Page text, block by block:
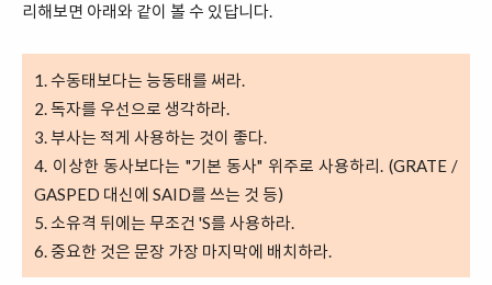
리해보면 아래와 같이 볼 수 있답니다.
1. 수동태보다는 능동태를 써라.
2. 독자를 우선으로 생각하라.
3. 부사는 적게 사용하는 것이 좋다.
4. 이상한 동사보다는 "기본 동사" 위주로 사용하리. (GRATE /
GASPED 대신에 SAID를 쓰는 것 등)
5. 소유격 뒤에는 무조건 'S를 사용하라.
6. 중요한 것은 문장 가장 마지막에 배치하라.